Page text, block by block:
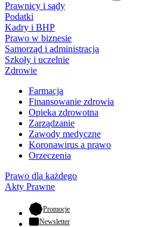
Prawnicy i sądy
Podatki
Kadry i BHP
Prawo w biznesie
Samorząd i administracja
Szkoły i uczelnie
Zdrowie
Farmacja
Finansowanie zdrowia
Opieka zdrowotna
Zarządzanie
Zawody medyczne
Koronawirus a prawo
Orzeczenia
Prawo dla każdego
Akty Prawne
Promocje- otwiera się w nowej karcie
Newsletter